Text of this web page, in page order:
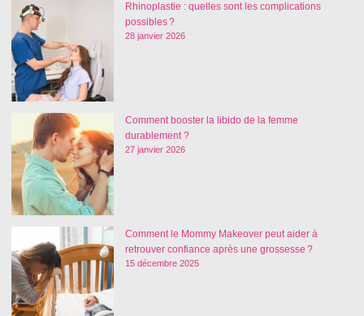
Rhinoplastie : quelles sont les complications
possibles ?
28 janvier 2026
Comment booster la libido de la femme
durablement ?
27 janvier 2026
Comment le Mommy Makeover peut aider à
retrouver confiance après une grossesse ?
15 décembre 2025